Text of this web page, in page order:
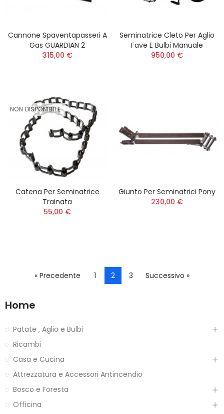
Cannone Spaventapasseri A
Gas GUARDIAN 2
315,00 €
Seminatrice Cleto Per Aglio
Fave E Bulbi Manuale
950,00 €
NON DISPONIBILE
Catena Per Seminatrice
Trainata
55,00 €
Giunto Per Seminatrici Pony
230,00 €
« Precedente 1 2 3 Successivo »
Home
Patate , Aglio e Bulbi
Ricambi
Casa e Cucina
Attrezzatura e Accessori Antincendio
Bosco e Foresta
Officina